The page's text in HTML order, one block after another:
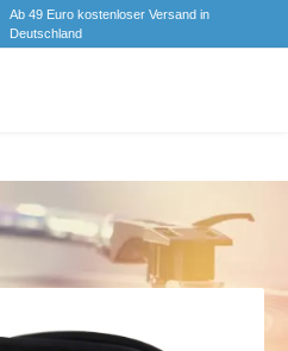
Ab 49 Euro kostenloser Versand in
Deutschland